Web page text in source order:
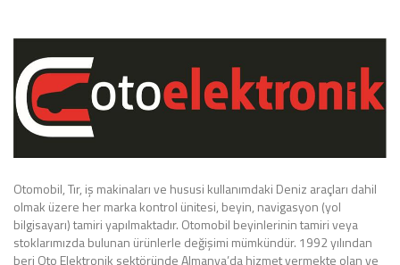
Otomobil, Tır, iş makinaları ve hususi kullanımdaki Deniz araçları dahil
olmak üzere her marka kontrol ünitesi, beyin, navigasyon (yol
bilgisayarı) tamiri yapılmaktadır. Otomobil beyinlerinin tamiri veya
stoklarımızda bulunan ürünlerle değişimi mümkündür. 1992 yılından
beri Oto Elektronik sektöründe Almanya’da hizmet vermekte olan ve